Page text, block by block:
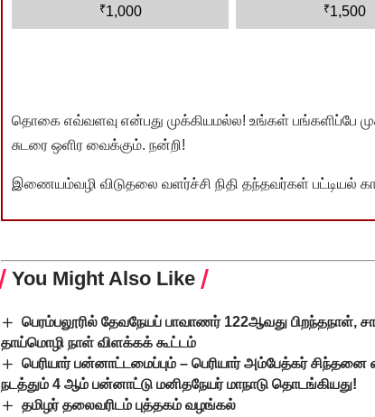
₹1,000 ₹1,500
தொகை எவ்வளவு என்பது முக்கியமல்ல! உங்கள் பங்களிப்பே
சுடரை ஒளிர வைக்கும். நன்றி!
இணையம்வழி விடுதலை வளர்ச்சி நிதி தந்தவர்கள் பட்டியல்
You Might Also Like
பெரம்பலூரில் தேவநேயப் பாவாணர் 122ஆவது பிறந்தநாள்,
தாய்மொழி நாள் விளக்கக் கூட்டம்
பெரியார் பன்னாட்டமைப்பும் – பெரியார் அம்பேத்கர்
நடத்தும் 4 ஆம் பன்னாட்டு மனிதநேயர் மாநாடு தொடங்கியது!
தமிழர் தலைவரிடம் புத்தகம் வழங்கல்